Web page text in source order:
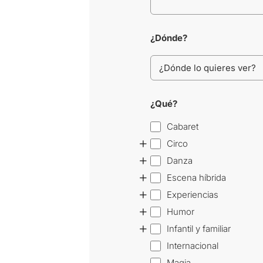
¿Dónde?
¿Qué?
Cabaret
Circo
+
Danza
+
Escena híbrida
+
Experiencias
+
Humor
+
Infantil y familiar
+
Internacional